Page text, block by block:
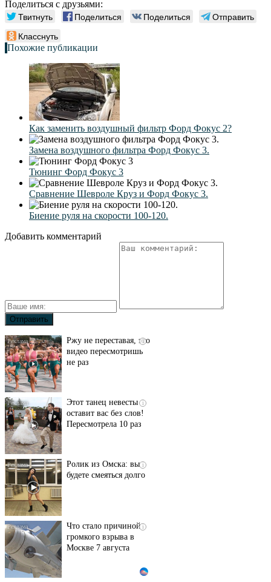
Поделиться с друзьями:
Твитнуть Поделиться Поделиться
Отправить
Класснуть
Похожие публикации
Как заменить воздушный фильтр Форд Фокус 2?
Замена воздушного фильтра Форд Фокус 3.
Тюнинг Форд Фокус 3
Сравнение Шевроле Круз и Форд Фокус 3.
Биение руля на скорости 100-120.
Добавить комментарий
i
Ржу не переставая, это
видео пересмотришь
не раз
i
Этот танец невесты
оставит вас без слов!
Пересмотрела 10 раз
i
Ролик из Омска: вы
будете смеяться долго
i
Что стало причиной
громкого взрыва в
Москве 7 августа